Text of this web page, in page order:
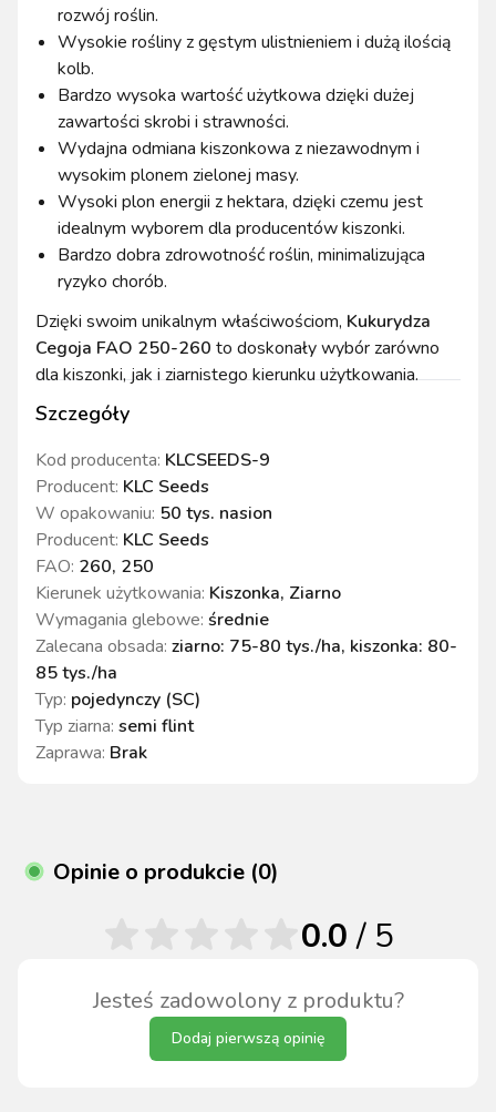
Szczegóły
Kod producenta: KLCSEEDS-9
Producent: KLC Seeds
W opakowaniu: 50 tys. nasion
Producent: KLC Seeds
FAO: 260, 250
Kierunek użytkowania: Kiszonka, Ziarno
Wymagania glebowe: średnie
Zalecana obsada: ziarno: 75-80 tys./ha, kiszonka: 80-
85 tys./ha
Typ: pojedynczy (SC)
Typ ziarna: semi flint
Zaprawa: Brak
rozwój roślin.
Wysokie rośliny z gęstym ulistnieniem i dużą ilością
kolb.
Bardzo wysoka wartość użytkowa dzięki dużej
zawartości skrobi i strawności.
Wydajna odmiana kiszonkowa z niezawodnym i
wysokim plonem zielonej masy.
Wysoki plon energii z hektara, dzięki czemu jest
idealnym wyborem dla producentów kiszonki.
Bardzo dobra zdrowotność roślin, minimalizująca
ryzyko chorób.
Dzięki swoim unikalnym właściwościom, Kukurydza
Cegoja FAO 250-260 to doskonały wybór zarówno
dla kiszonki, jak i ziarnistego kierunku użytkowania.
Opinie o produkcie (0)
Jesteś zadowolony z produktu?
Dodaj pierwszą opinię
0.0/ 5